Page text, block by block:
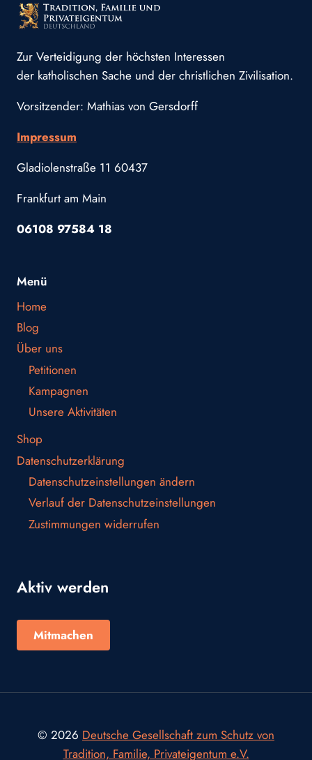
Zur Verteidigung der höchsten Interessen
der katholischen Sache und der christlichen Zivilisation.
Vorsitzender: Mathias von Gersdorff
Impressum
Gladiolenstraße 11 60437
Frankfurt am Main
06108 97584 18
Menü
Home
Blog
Über uns
Petitionen
Kampagnen
Unsere Aktivitäten
Shop
Datenschutzerklärung
Datenschutzeinstellungen ändern
Verlauf der Datenschutzeinstellungen
Zustimmungen widerrufen
Aktiv werden
Mitmachen
© 2026 Deutsche Gesellschaft zum Schutz von
Tradition, Familie, Privateigentum e.V.